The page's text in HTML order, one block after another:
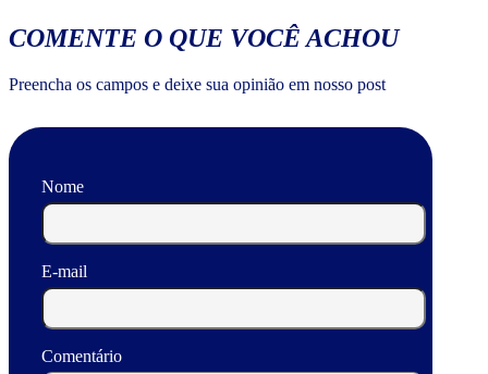
COMENTE O QUE VOCÊ ACHOU
Preencha os campos e deixe sua opinião em nosso post
Nome
E-mail
Comentário